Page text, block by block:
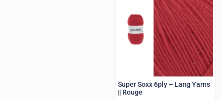
Super Soxx 6ply – Lang Yarns
|| Rouge